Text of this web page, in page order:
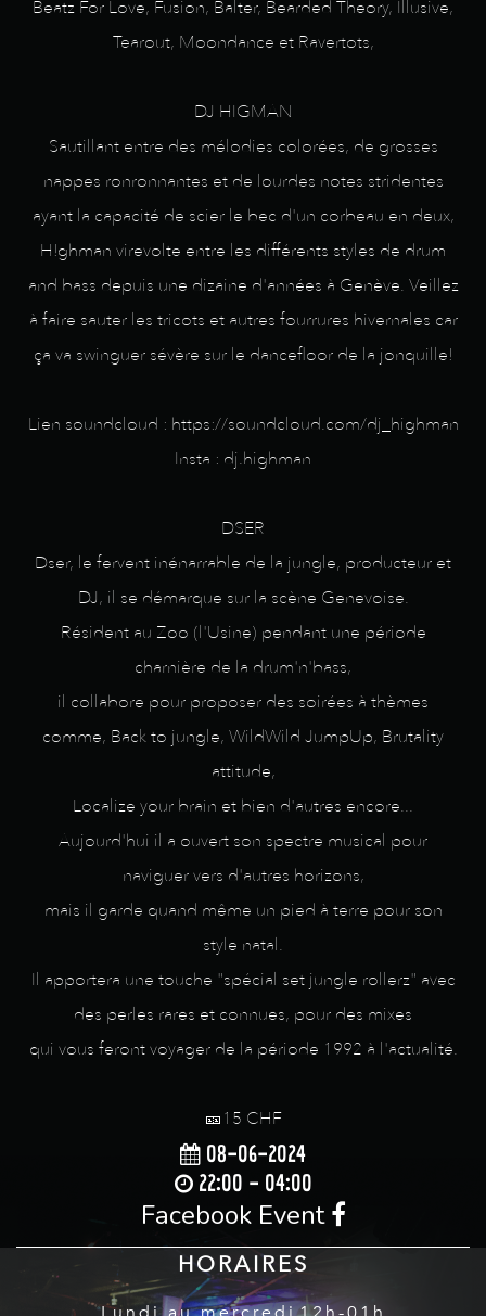
Beatz For Love, Fusion, Balter, Bearded Theory, Illusive,
Tearout, Moondance et Ravertots,
DJ HIGMAN
Sautillant entre des mélodies colorées, de grosses
nappes ronronnantes et de lourdes notes stridentes
ayant la capacité de scier le bec d'un corbeau en deux,
H!ghman virevolte entre les différents styles de drum
and bass depuis une dizaine d'années à Genève. Veillez
à faire sauter les tricots et autres fourrures hivernales car
ça va swinguer sévère sur le dancefloor de la jonquille!
Lien soundcloud : https://soundcloud.com/dj_highman
Insta : dj.highman
DSER
Dser, le fervent inénarrable de la jungle, producteur et
DJ, il se démarque sur la scène Genevoise.
Résident au Zoo (l'Usine) pendant une période
charnière de la drum'n'bass,
il collabore pour proposer des soirées à thèmes
comme, Back to jungle, WildWild JumpUp, Brutality
attitude,
Localize your brain et bien d'autres encore...
Aujourd'hui il a ouvert son spectre musical pour
naviguer vers d'autres horizons,
mais il garde quand même un pied à terre pour son
style natal.
Il apportera une touche "spécial set jungle rollerz" avec
des perles rares et connues, pour des mixes
qui vous feront voyager de la période 1992 à l'actualité.
🎫15 CHF
08-06-2024
22:00 - 04:00
Facebook Event
HORAIRES